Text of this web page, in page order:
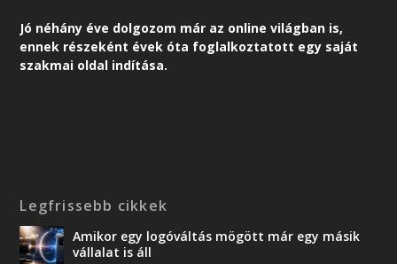
Jó néhány éve dolgozom már az online világban is,
ennek részeként évek óta foglalkoztatott egy saját
szakmai oldal indítása.
Legfrissebb cikkek
Amikor egy logóváltás mögött már egy másik
vállalat is áll